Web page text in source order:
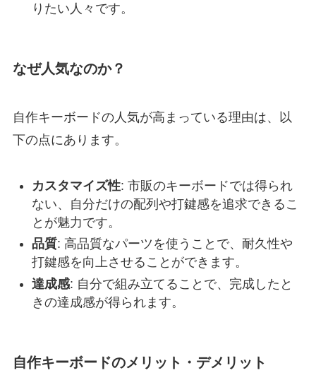
りたい人々です。
なぜ人気なのか？
自作キーボードの人気が高まっている理由は、以
下の点にあります。
カスタマイズ性: 市販のキーボードでは得られ
ない、自分だけの配列や打鍵感を追求できるこ
とが魅力です。
品質: 高品質なパーツを使うことで、耐久性や
打鍵感を向上させることができます。
達成感: 自分で組み立てることで、完成したと
きの達成感が得られます。
自作キーボードのメリット・デメリット